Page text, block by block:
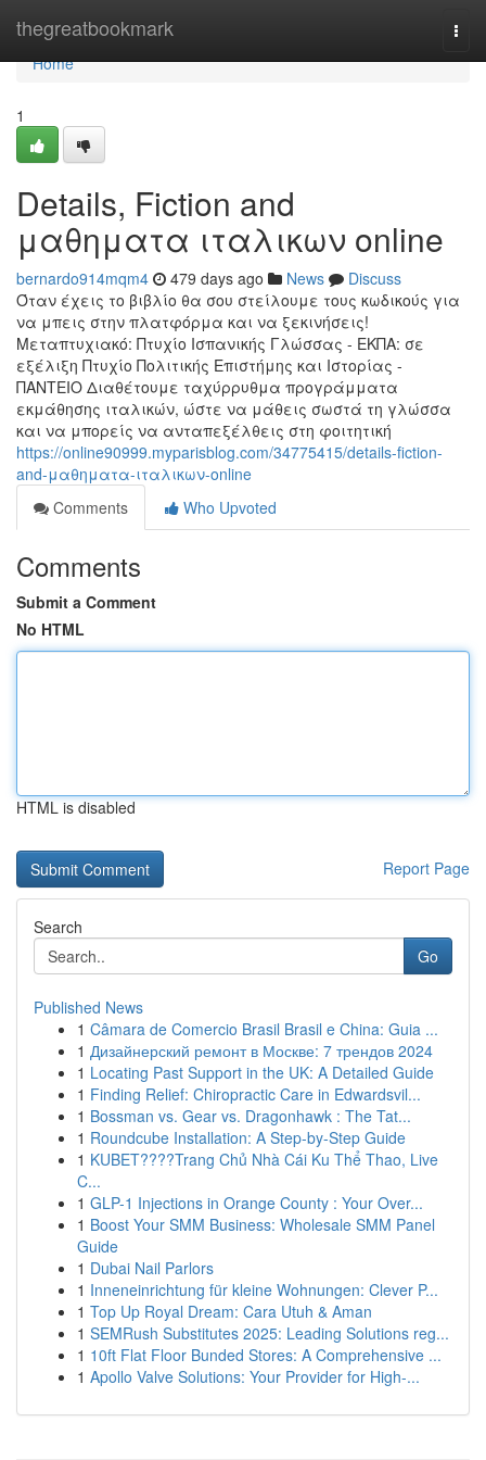
thegreatbookmark
Home
Home
1
Details, Fiction and
μαθηματα ιταλικων online
bernardo914mqm4 479 days ago News
Discuss
Όταν έχεις το βιβλίο θα σου στείλουμε τους κωδικούς για
να μπεις στην πλατφόρμα και να ξεκινήσεις!
Μεταπτυχιακό: Πτυχίο Ισπανικής Γλώσσας - ΕΚΠΑ: σε
εξέλιξη Πτυχίο Πολιτικής Επιστήμης και Ιστορίας -
ΠΑΝΤΕΙΟ Διαθέτουμε ταχύρρυθμα προγράμματα
εκμάθησης ιταλικών, ώστε να μάθεις σωστά τη γλώσσα
και να μπορείς να ανταπεξέλθεις στη φοιτητική
https://online90999.myparisblog.com/34775415/details-fiction-
and-μαθηματα-ιταλικων-online
Comments
Who Upvoted
Comments
Submit a Comment
No HTML
HTML is disabled
Report Page
Search
Go
Published News
1 Câmara de Comercio Brasil Brasil e China: Guia ...
1 Дизайнерский ремонт в Москве: 7 трендов 2024
1 Locating Past Support in the UK: A Detailed Guide
1 Finding Relief: Chiropractic Care in Edwardsvil...
1 Bossman vs. Gear vs. Dragonhawk : The Tat...
1 Roundcube Installation: A Step-by-Step Guide
1 KUBET????️Trang Chủ Nhà Cái Ku Thể Thao, Live
C...
1 GLP-1 Injections in Orange County : Your Over...
1 Boost Your SMM Business: Wholesale SMM Panel
Guide
1 Dubai Nail Parlors
1 Inneneinrichtung für kleine Wohnungen: Clever P...
1 Top Up Royal Dream: Cara Utuh & Aman
1 SEMRush Substitutes 2025: Leading Solutions reg...
1 10ft Flat Floor Bunded Stores: A Comprehensive ...
1 Apollo Valve Solutions: Your Provider for High-...